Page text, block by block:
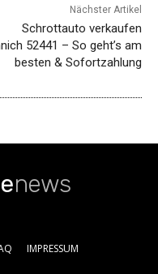
Nächster Artikel
Schrottauto verkaufen
52441 – So geht’s am
besten & Sofortzahlung
news
IMPRESSUM